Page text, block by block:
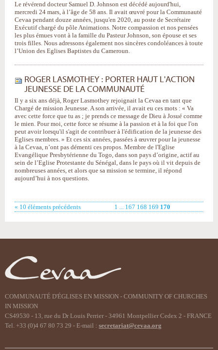
Le révérend docteur Samuel D. Johnson est décédé aujourd'hui,
mercredi 24 mars, à l’âge de 58 ans. Il avait œuvré pour la Communauté
Cevaa pendant douze années, jusqu'en 2020, au poste de Secrétaire
Exécutif chargé du pôle Animations. Notre compassion et nos pensées
les plus émues vont à la famille du Pasteur Johnson, son épouse et ses
trois filles. Nous adressons également nos sincères condoléances à toute
l’Union des Eglises Baptistes du Cameroun.
ROGER LASMOTHEY : PORTER HAUT L'ACTION
JEUNESSE DE LA COMMUNAUTÉ
Il y a six ans déjà, Roger Lasmothey rejoignait la Cevaa en tant que
Chargé de mission Jeunesse. A son arrivée, il avait eu ces mots : « Va
avec cette force que tu as ; je prends ce message de Dieu à Josué comme
le mien. Pour moi, cette force se résume à la passion et à la foi que l'on
peut avoir lorsqu'il s'agit de contribuer à l'édification de la jeunesse des
Eglises membres. » Et ces six années, passées à œuvrer pour la jeunesse
à la Cevaa, n’ont pas démenti ces propos. Membre de l'Eglise
Evangélique Presbytérienne du Togo, dans son pays d’origine, actif au
sein de l’Eglise Protestante du Sénégal, dans le pays où il vit depuis de
nombreuses années, et alors que sa mission se termine, il répond
aujourd’hui à nos questions.
« 10 éléments précédents 1 ... 167 168 169 170
COMMUNAUTÉ D'ÉGLISES EN MISSION - COMMUNITY OF CHURCHES
IN MISSION
CS49530 - 13, rue du Dr Louis Perrier - 34961 Montpellier Cedex 2 - FRANCE
Tel. +33 (0)4 67 80 73 29 - E-mail : secretariat@cevaa.org